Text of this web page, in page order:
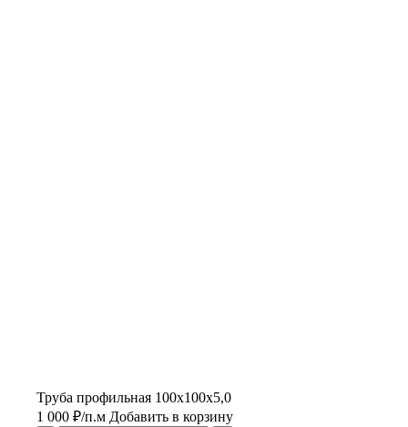
Труба профильная 100х100х5,0
1 000 ₽/п.м Добавить в корзину